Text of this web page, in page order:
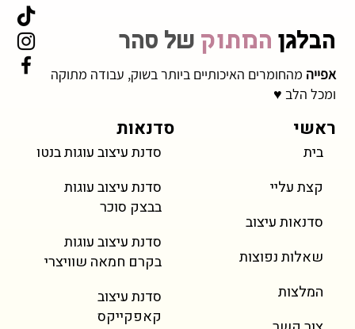
הבלגן המתוק של סהר
אפייה מהחומרים האיכותיים ביותר בשוק, עבודה מתוקה
ומכל הלב ♥
ראשי
בית
קצת עליי
סדנאות עיצוב
שאלות נפוצות
המלצות
סדנאות
סדנת עיצוב עוגות בנטו
סדנת עיצוב עוגות
בבצק סוכר
סדנת עיצוב עוגות
בקרם חמאה שוויצרי
סדנת עיצוב
קאפקייקס